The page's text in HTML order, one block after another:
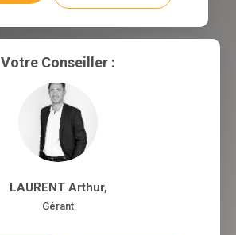
Votre Conseiller :
LAURENT Arthur,
Gérant